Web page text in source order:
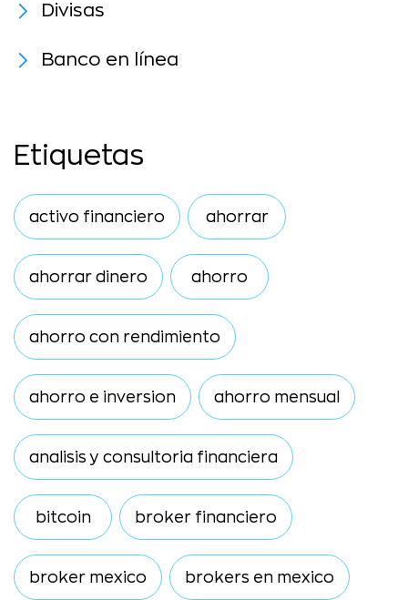
Divisas
Banco en línea
Etiquetas
activo financiero ahorrar
ahorrar dinero ahorro
ahorro con rendimiento
ahorro e inversion ahorro mensual
analisis y consultoria financiera
bitcoin broker financiero
broker mexico brokers en mexico